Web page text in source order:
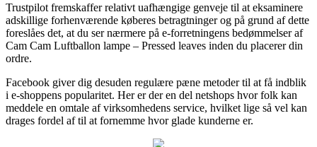
Trustpilot fremskaffer relativt uafhængige genveje til at eksaminere
adskillige forhenværende køberes betragtninger og på grund af dette
foreslåes det, at du ser nærmere på e-forretningens bedømmelser af
Cam Cam Luftballon lampe – Pressed leaves inden du placerer din
ordre.
Facebook giver dig desuden regulære pæne metoder til at få indblik
i e-shoppens popularitet. Her er der en del netshops hvor folk kan
meddele en omtale af virksomhedens service, hvilket lige så vel kan
drages fordel af til at fornemme hvor glade kunderne er.